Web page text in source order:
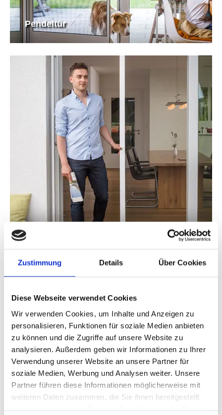
Zustimmung Details Über Cookies
Diese Webseite verwendet Cookies
Wir verwenden Cookies, um Inhalte und Anzeigen zu
personalisieren, Funktionen für soziale Medien anbieten
zu können und die Zugriffe auf unsere Website zu
analysieren. Außerdem geben wir Informationen zu Ihrer
Verwendung unserer Website an unsere Partner für
soziale Medien, Werbung und Analysen weiter. Unsere
Partner führen diese Informationen möglicherweise mit
weiteren Daten zusammen, die Sie ihnen bereitgestellt
Pendeltür
Schiebeanlagen